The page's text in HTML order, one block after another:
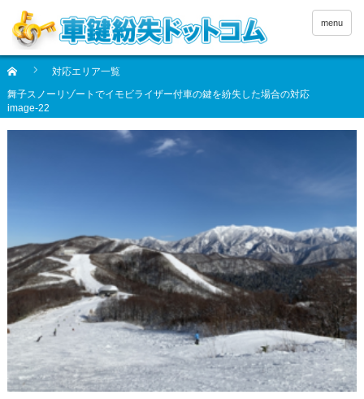
menu
対応エリア一覧
舞子スノーリゾートでイモビライザー付車の鍵を紛失した場合の対応
image-22